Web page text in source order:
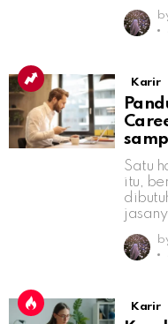
Karir
Satu
itu,
Karir